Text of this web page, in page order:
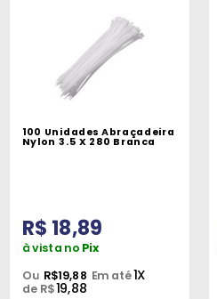
Cobertura
Ferramentas
Máquinas
Materiais
de
100 Unidades Abraçadeira
Nylon 3.5 X 280 Branca
R$ 18,89
à vista no Pix
Ou R$19,88 Em até1X
de R$19,88